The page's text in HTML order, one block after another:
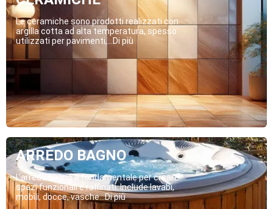
Le ceramiche sono prodotti realizzati con
argilla cotta ad alta temperatura, spesso
utilizzati per pavimenti,...Di più
ARREDO BAGNO
L’arredo bagno è fondamentale per creare
spazi funzionali e raffinati. Include lavabi,
mobili, docce, vasche...Di più